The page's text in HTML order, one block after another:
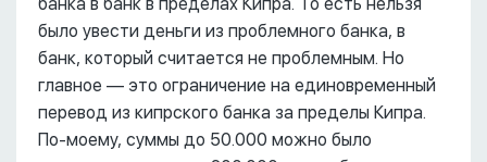
было увести деньги из проблемного банка, в
банк, который считается не проблемным. Но
главное –– это ограничение на единовременный
перевод из кипрского банка за пределы Кипра.
По-моему, суммы до 50.000 можно было